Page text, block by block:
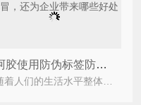
阿胶使用防伪标签防止产品假冒，还为企业带来哪些好处